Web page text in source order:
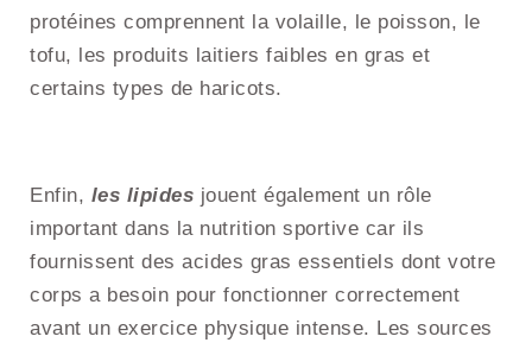
protéines comprennent la volaille, le poisson, le
tofu, les produits laitiers faibles en gras et
certains types de haricots.
Enfin, les lipides jouent également un rôle
important dans la nutrition sportive car ils
fournissent des acides gras essentiels dont votre
corps a besoin pour fonctionner correctement
avant un exercice physique intense. Les sources